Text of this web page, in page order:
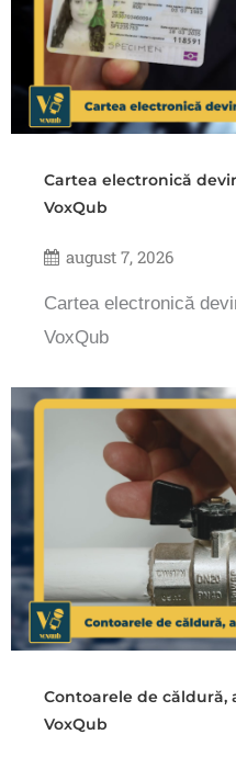
Cartea electronică
VoxQub
august 7, 2026
Cartea electronică
VoxQub
Contoarele de căldură,
VoxQub